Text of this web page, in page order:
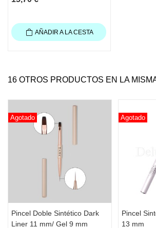
AÑADIR A LA CESTA
16 OTROS PRODUCTOS EN LA
Agotado
Pincel Doble Sintético Dark
Liner 11 mm/ Gel 9 mm
Agotado
Pincel
13 mm